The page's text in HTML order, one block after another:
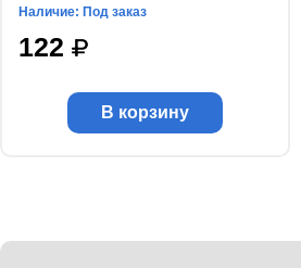
Наличие: Под заказ
122
В корзину